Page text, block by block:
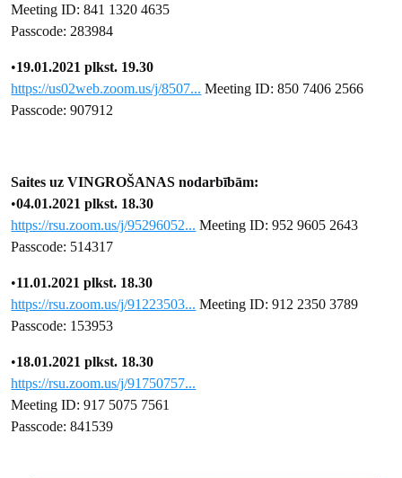
Meeting ID: 841 1320 4635
Passcode: 283984
•19.01.2021 plkst. 19.30
https://us02web.zoom.us/j/8507... Meeting ID: 850 7406 2566
Passcode: 907912
Saites uz VINGROŠANAS nodarbībām:
•04.01.2021 plkst. 18.30
https://rsu.zoom.us/j/95296052... Meeting ID: 952 9605 2643
Passcode: 514317
•11.01.2021 plkst. 18.30
https://rsu.zoom.us/j/91223503... Meeting ID: 912 2350 3789
Passcode: 153953
•18.01.2021 plkst. 18.30
https://rsu.zoom.us/j/91750757...
Meeting ID: 917 5075 7561
Passcode: 841539